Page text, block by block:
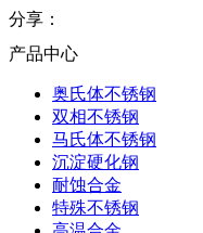
分享：
产品中心
奥氏体不锈钢
双相不锈钢
马氏体不锈钢
沉淀硬化钢
耐蚀合金
特殊不锈钢